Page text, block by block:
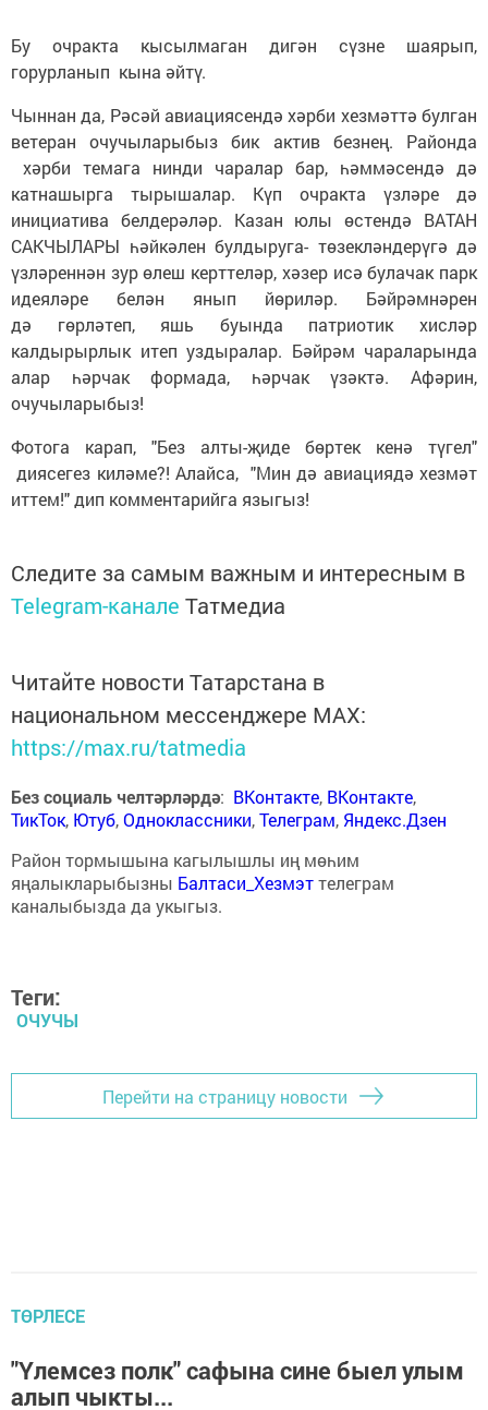
Бу очракта кысылмаган дигән сүзне шаярып,
горурланып кына әйтү.
Чыннан да, Рәсәй авиациясендә хәрби хезмәттә булган
ветеран очучыларыбыз бик актив безнең. Районда
хәрби темага нинди чаралар бар, һәммәсендә дә
катнашырга тырышалар. Күп очракта үзләре дә
инициатива белдерәләр. Казан юлы өстендә ВАТАН
САКЧЫЛАРЫ һәйкәлен булдыруга- төзекләндерүгә дә
үзләреннән зур өлеш керттеләр, хәзер исә булачак парк
идеяләре белән янып йөриләр. Бәйрәмнәрен
дә гөрләтеп, яшь буында патриотик хисләр
калдырырлык итеп уздыралар. Бәйрәм чараларында
алар һәрчак формада, һәрчак үзәктә. Афәрин,
очучыларыбыз!
Фотога карап, "Без алты-җиде бөртек кенә түгел"
диясегез киләме?! Алайса, "Мин дә авиациядә хезмәт
иттем!" дип комментарийга языгыз!
Следите за самым важным и интересным в
Telegram-канале Татмедиа
Читайте новости Татарстана в
национальном мессенджере MАХ:
https://max.ru/tatmedia
Без социаль челтәрләрдә: ВКонтакте, ВКонтакте,
ТикТок, Ютуб,Одноклассники,Телеграм, Яндекс.Дзен
Район тормышына кагылышлы иң мөһим
яңалыкларыбызны Балтаси_Хезмэттелеграм
каналыбызда да укыгыз.
Теги:
ОЧУЧЫ
Перейти на страницу новости
ТӨРЛЕСЕ
"Үлемсез полк" сафына сине быел улым
алып чыкты...